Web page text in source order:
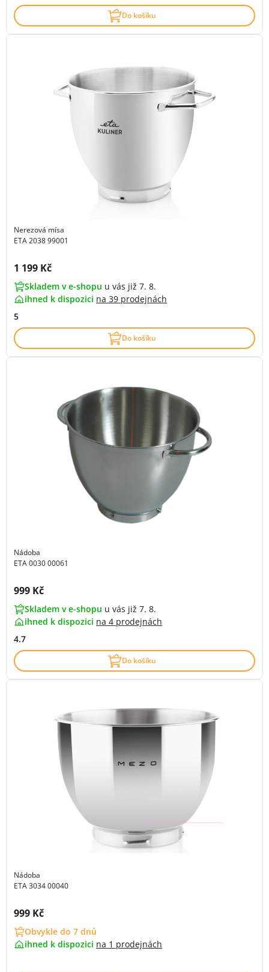
Do košíku
Nerezová mísa
ETA 2038 99001
Cena s DPH:
1 199 Kč
Skladem v e-shopu u vás již 7. 8.
ihned k dispozici na 39 prodejnách
5
Do košíku
Nádoba
ETA 0030 00061
Cena s DPH:
999 Kč
Skladem v e-shopu u vás již 7. 8.
ihned k dispozici na 4 prodejnách
4.7
Do košíku
Nádoba
ETA 3034 00040
Cena s DPH:
999 Kč
Obvykle do 7 dnů
ihned k dispozici na 1 prodejnách